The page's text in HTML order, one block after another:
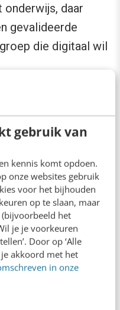
gebruik van
kennis komt opdoen.
onze websites gebruik
voor het bijhouden
op te slaan, maar
het
je je voorkeuren
Door op ‘Alle
je akkoord met het
in onze
daar
gevalideerde
die digitaal wil
komt er
het moet wel
te waarborgen.
van embedded
kans, zeker op
lezen niet als
maken: het
die leerling wilt
om het
zintuigen. Wij
e-books met